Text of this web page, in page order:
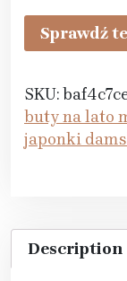
Sprawdź
SKU:
buty na lato
japonki
Description